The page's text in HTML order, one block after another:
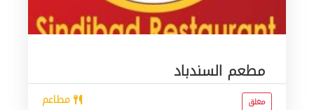
مطعم السندباد
مطاعم مغلق